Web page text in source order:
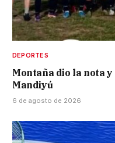
DEPORTES
Montaña dio la nota
Mandiyú
6 de agosto de 2026